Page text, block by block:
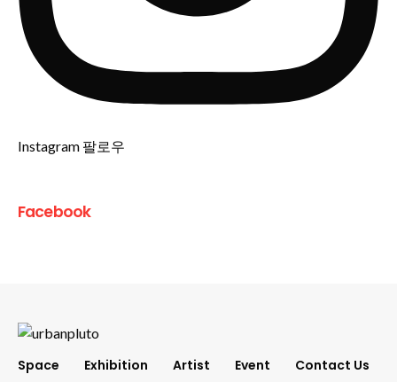
Instagram 팔로우
Facebook
Space Exhibition Artist Event Contact Us